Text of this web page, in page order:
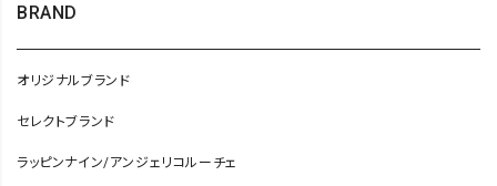
BRAND
オリジナルブランド
セレクトブランド
ラッピンナイン/アンジェリコルーチェ